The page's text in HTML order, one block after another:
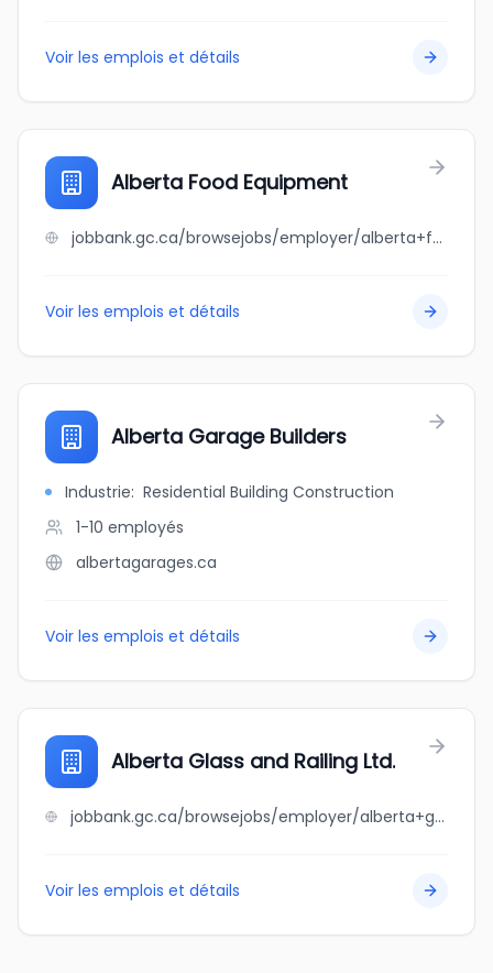
Voir les emplois et détails
Alberta Food Equipment
jobbank.gc.ca/browsejobs/employer/alberta+food+equipment/ca
Voir les emplois et détails
Alberta Garage Builders
Industrie: Residential Building Construction
1-10 employés
albertagarages.ca
Voir les emplois et détails
Alberta Glass and Railing Ltd.
jobbank.gc.ca/browsejobs/employer/alberta+glass+and+railing+ltd./ca
Voir les emplois et détails